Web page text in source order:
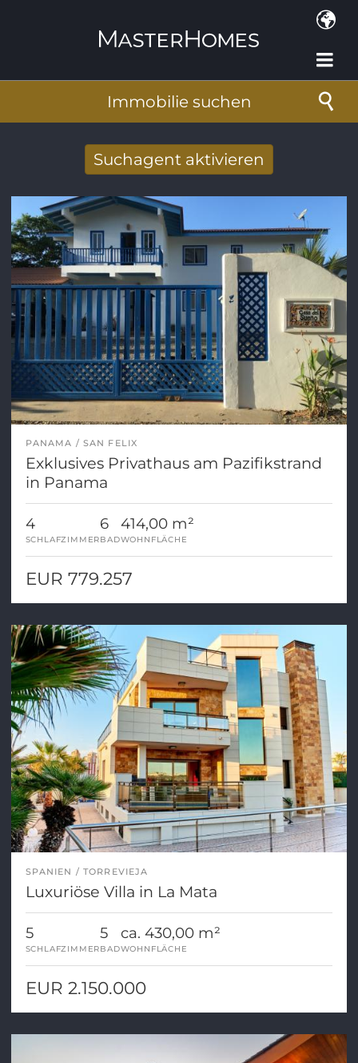
Immobilie suchen
Suchagent aktivieren
E-Mail-Adresse
PANAMA SAN FELIX
Exklusives Privathaus am Pazifikstrand
in Panama
4
SCHLAFZIMMER
6
BAD
414,00 m²
WOHNFLÄCHE
EUR 779.257
SPANIEN TORREVIEJA
Luxuriöse Villa in La Mata
5
SCHLAFZIMMER
5
BAD
ca. 430,00 m²
WOHNFLÄCHE
EUR 2.150.000